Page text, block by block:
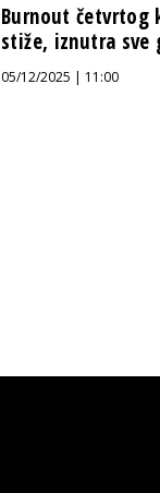
Burnout četvrtog
stiže, iznutra sve
05/12/2025 | 11:00